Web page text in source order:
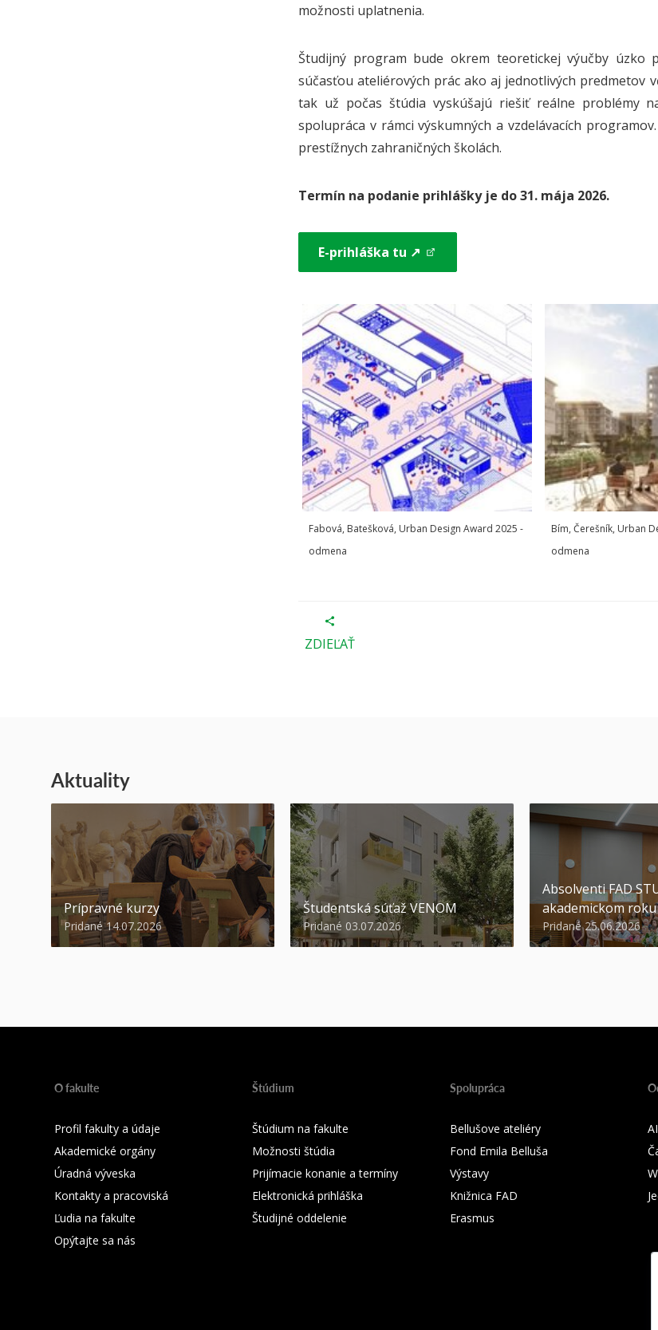
možnosti uplatnenia.
Študijný program bude okrem teoretickej výučby úzko
súčasťou ateliérových prác ako aj jednotlivých predmetov
tak už počas štúdia vyskúšajú riešiť reálne problémy
spolupráca v rámci výskumných a vzdelávacích
prestížnych zahraničných školách.
Termín na podanie prihlášky je do 31. mája 2026.
E-prihláška tu ↗
Fabová, Batešková, Urban Design Award 2025 -
odmena
Bím, Čerešník, Urban
odmena
ZDIEĽAŤ
Aktuality
Prípravné kurzy
Pridané 14.07.2026
Študentská súťaž VENOM
Pridané 03.07.2026
Absolventi FAD
akademickom
Pridané 25.06.2026
O fakulte
Profil fakulty a údaje
Akademické orgány
Úradná výveska
Kontakty a pracoviská
Ľudia na fakulte
Opýtajte sa nás
Štúdium
Štúdium na fakulte
Možnosti štúdia
Prijímacie konanie a termíny
Elektronická prihláška
Študijné oddelenie
Spolupráca
Bellušove ateliéry
Fond Emila Belluša
Výstavy
Knižnica FAD
Erasmus